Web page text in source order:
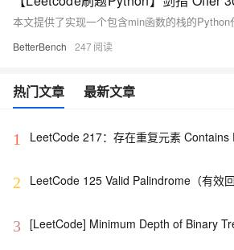
BetterBench 247
热门文章 最新文章
1 LeetCode 217：存在重复元素	Contains
2 LeetCode 125 Valid Palindrome（有效回
3 [LeetCode] Minimum Depth of Binary